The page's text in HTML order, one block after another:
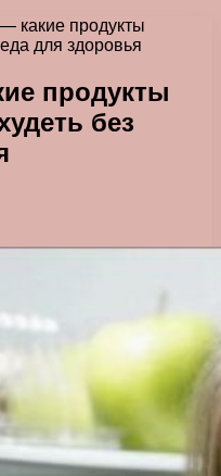
какие продукты
для здоровья
продукты
без